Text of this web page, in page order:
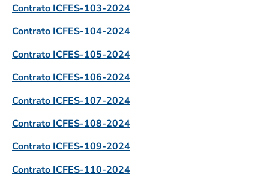
Contrato ICFES-103-2024
Contrato ICFES-104-2024
Contrato ICFES-105-2024
Contrato ICFES-106-2024
Contrato ICFES-107-2024
Contrato ICFES-108-2024
Contrato ICFES-109-2024
Contrato ICFES-110-2024